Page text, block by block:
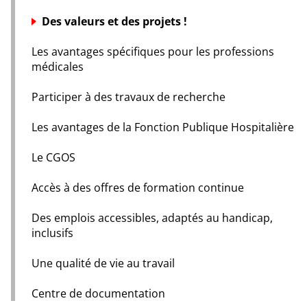
Des valeurs et des projets !
Les avantages spécifiques pour les professions
médicales
Participer à des travaux de recherche
Les avantages de la Fonction Publique Hospitalière
Le CGOS
Accès à des offres de formation continue
Des emplois accessibles, adaptés au handicap,
inclusifs
Une qualité de vie au travail
Centre de documentation